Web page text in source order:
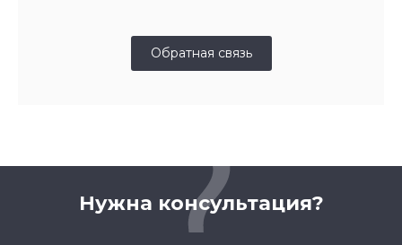
Обратная связь
Нужна консультация?